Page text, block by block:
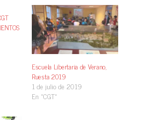
Escuela Libertaria de Verano,
Ruesta 2019
1 de julio de 2019
En «CGT»